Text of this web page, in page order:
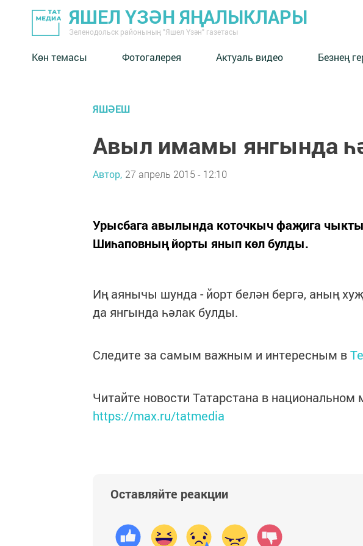
ЯШЕЛ ҮЗӘН ЯҢАЛЫКЛАРЫ
Зеленодольск районының "Яшел Үзән" газетасы
Көн темасы Фотогалерея Актуаль видео Безнең
ЯШӘЕШ
Авыл имамы янгында
Автор, 27 апрель 2015 - 12:10
Урысбага авылында коточкыч фаҗига
Шиһаповның йорты янып көл булды.
Иң аянычы шунда - йорт белән бергә, аның
да янгында һәлак булды.
Следите за самым важным и интересным в
Читайте новости Татарстана в
https://max.ru/tatmedia
Оставляйте реакции